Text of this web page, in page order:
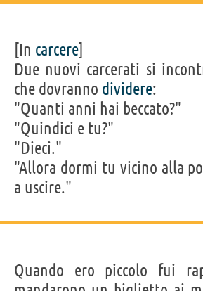
[In carcere]
Due nuovi carcerati si
che dovranno dividere:
"Quanti anni hai beccato?"
"Quindici e tu?"
"Dieci."
"Allora dormi tu vicino alla
a uscire."
Quando ero piccolo fui